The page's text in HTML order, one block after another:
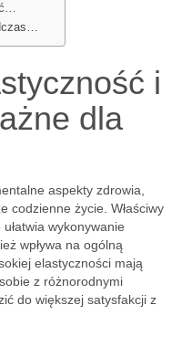
i
dla
aspekty zdrowia,
codzienne życie. Właściwy
wykonywanie
wpływa na ogólną
elastyczności mają
z różnorodnymi
do większej satysfakcji z